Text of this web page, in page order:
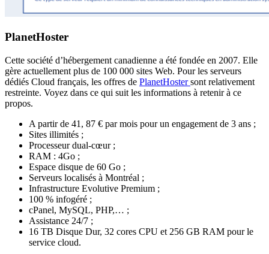
PlanetHoster
Cette société d’hébergement canadienne a été fondée en 2007. Elle
gère actuellement plus de 100 000 sites Web. Pour les serveurs
dédiés Cloud français, les offres de PlanetHostersont relativement
restreinte. Voyez dans ce qui suit les informations à retenir à ce
propos.
A partir de 41, 87 € par mois pour un engagement de 3 ans ;
Sites illimités ;
Processeur dual-cœur ;
RAM : 4Go ;
Espace disque de 60 Go ;
Serveurs localisés à Montréal ;
Infrastructure Evolutive Premium ;
100 % infogéré ;
cPanel, MySQL, PHP,… ;
Assistance 24/7 ;
16 TB Disque Dur, 32 cores CPU et 256 GB RAM pour le
service cloud.